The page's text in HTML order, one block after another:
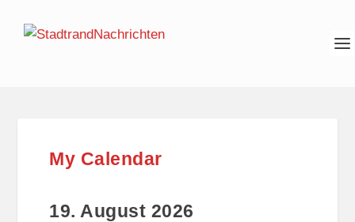
My Calendar
19. August 2026